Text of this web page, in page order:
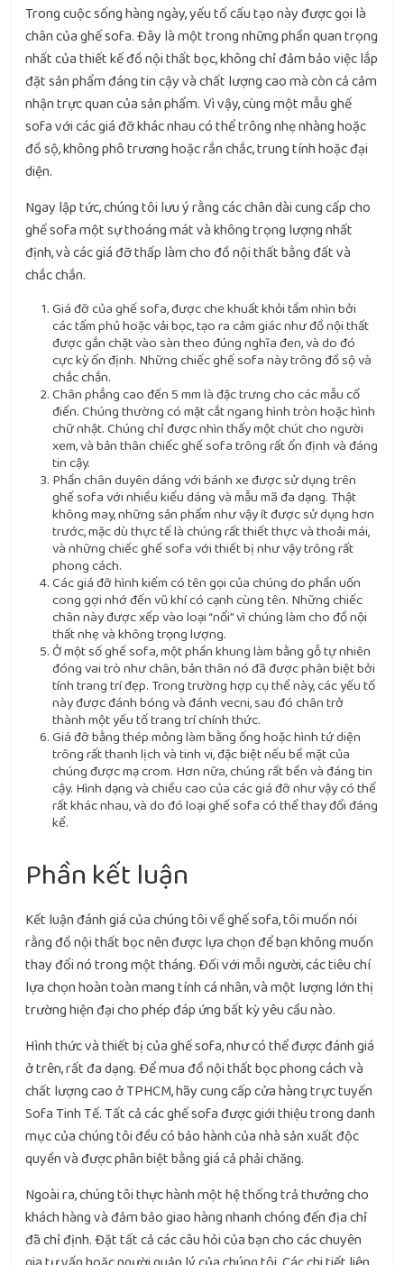
Trong cuộc sống hàng ngày, yếu tố cấu tạo này được gọi là
chân của ghế sofa. Đây là một trong những phần quan trọng
nhất của thiết kế đồ nội thất bọc, không chỉ đảm bảo việc lắp
đặt sản phẩm đáng tin cậy và chất lượng cao mà còn cả cảm
nhận trực quan của sản phẩm. Vì vậy, cùng một mẫu ghế
sofa với các giá đỡ khác nhau có thể trông nhẹ nhàng hoặc
đồ sộ, không phô trương hoặc rắn chắc, trung tính hoặc đại
diện.
Ngay lập tức, chúng tôi lưu ý rằng các chân dài cung cấp cho
ghế sofa một sự thoáng mát và không trọng lượng nhất
định, và các giá đỡ thấp làm cho đồ nội thất bằng đất và
chắc chắn.
Giá đỡ của ghế sofa, được che khuất khỏi tầm nhìn bởi
các tấm phủ hoặc vải bọc, tạo ra cảm giác như đồ nội thất
được gắn chặt vào sàn theo đúng nghĩa đen, và do đó
cực kỳ ổn định. Những chiếc ghế sofa này trông đồ sộ và
chắc chắn.
Chân phẳng cao đến 5 mm là đặc trưng cho các mẫu cổ
điển. Chúng thường có mặt cắt ngang hình tròn hoặc hình
chữ nhật. Chúng chỉ được nhìn thấy một chút cho người
xem, và bản thân chiếc ghế sofa trông rất ổn định và đáng
tin cậy.
Phần chân duyên dáng với bánh xe được sử dụng trên
ghế sofa với nhiều kiểu dáng và mẫu mã đa dạng. Thật
không may, những sản phẩm như vậy ít được sử dụng hơn
trước, mặc dù thực tế là chúng rất thiết thực và thoải mái,
và những chiếc ghế sofa với thiết bị như vậy trông rất
phong cách.
Các giá đỡ hình kiếm có tên gọi của chúng do phần uốn
cong gợi nhớ đến vũ khí có cạnh cùng tên. Những chiếc
chân này được xếp vào loại “nổi” vì chúng làm cho đồ nội
thất nhẹ và không trọng lượng.
Ở một số ghế sofa, một phần khung làm bằng gỗ tự nhiên
đóng vai trò như chân, bản thân nó đã được phân biệt bởi
tính trang trí đẹp. Trong trường hợp cụ thể này, các yếu tố
này được đánh bóng và đánh vecni, sau đó chân trở
thành một yếu tố trang trí chính thức.
Giá đỡ bằng thép mỏng làm bằng ống hoặc hình tứ diện
trông rất thanh lịch và tinh vi, đặc biệt nếu bề mặt của
chúng được mạ crom. Hơn nữa, chúng rất bền và đáng tin
cậy. Hình dạng và chiều cao của các giá đỡ như vậy có thể
rất khác nhau, và do đó loại ghế sofa có thể thay đổi đáng
kể.
Phần kết luận
Kết luận đánh giá của chúng tôi về ghế sofa, tôi muốn nói
rằng đồ nội thất bọc nên được lựa chọn để bạn không muốn
thay đổi nó trong một tháng. Đối với mỗi người, các tiêu chí
lựa chọn hoàn toàn mang tính cá nhân, và một lượng lớn thị
trường hiện đại cho phép đáp ứng bất kỳ yêu cầu nào.
Hình thức và thiết bị của ghế sofa, như có thể được đánh giá
ở trên, rất đa dạng. Để mua đồ nội thất bọc phong cách và
chất lượng cao ở TPHCM, hãy cung cấp cửa hàng trực tuyến
Sofa Tinh Tế. Tất cả các ghế sofa được giới thiệu trong danh
mục của chúng tôi đều có bảo hành của nhà sản xuất độc
quyền và được phân biệt bằng giá cả phải chăng.
Ngoài ra, chúng tôi thực hành một hệ thống trả thưởng cho
khách hàng và đảm bảo giao hàng nhanh chóng đến địa chỉ
đã chỉ định. Đặt tất cả các câu hỏi của bạn cho các chuyên